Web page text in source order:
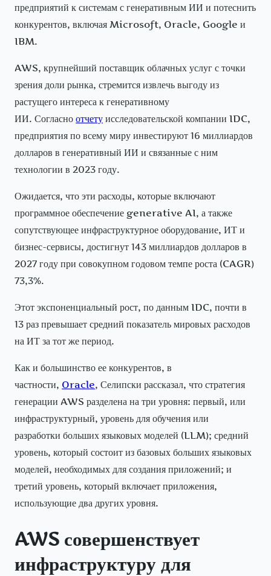
предприятий к системам с генеративным ИИ и потеснить
конкурентов, включая Microsoft, Oracle, Google и
IBM.
AWS, крупнейший поставщик облачных услуг с точки
зрения доли рынка, стремится извлечь выгоду из
растущего интереса к генеративному
ИИ. Согласно отчету исследовательской компании IDC,
предприятия по всему миру инвестируют 16 миллиардов
долларов в генеративный ИИ и связанные с ним
технологии в 2023 году.
Ожидается, что эти расходы, которые включают
программное обеспечение generative AI, а также
сопутствующее инфраструктурное оборудование, ИТ и
бизнес-сервисы, достигнут 143 миллиардов долларов в
2027 году при совокупном годовом темпе роста (CAGR)
73,3%.
Этот экспоненциальный рост, по данным IDC, почти в
13 раз превышает средний показатель мировых расходов
на ИТ за тот же период.
Как и большинство ее конкурентов, в
частности, Oracle, Селипски рассказал, что стратегия
генерации AWS разделена на три уровня: первый, или
инфраструктурный, уровень для обучения или
разработки больших языковых моделей (LLM); средний
уровень, который состоит из базовых больших языковых
моделей, необходимых для создания приложений; и
третий уровень, который включает приложения,
использующие два других уровня.
AWS совершенствует
инфраструктуру для